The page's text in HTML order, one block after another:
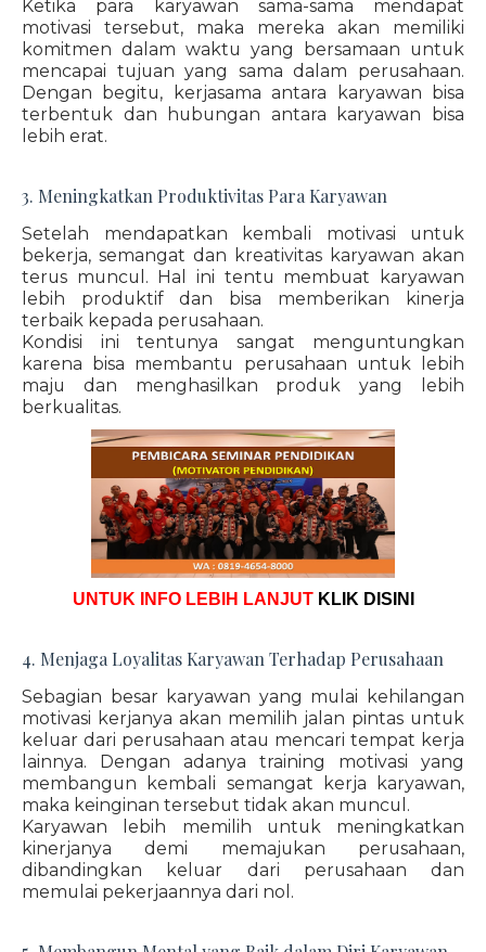
Ketika para karyawan sama-sama mendapat
motivasi tersebut, maka mereka akan memiliki
komitmen dalam waktu yang bersamaan untuk
mencapai tujuan yang sama dalam perusahaan.
Dengan begitu, kerjasama antara karyawan bisa
terbentuk dan hubungan antara karyawan bisa
lebih erat.
3. Meningkatkan Produktivitas Para Karyawan
Setelah mendapatkan kembali motivasi untuk
bekerja, semangat dan kreativitas karyawan akan
terus muncul. Hal ini tentu membuat karyawan
lebih produktif dan bisa memberikan kinerja
terbaik kepada perusahaan.
Kondisi ini tentunya sangat menguntungkan
karena bisa membantu perusahaan untuk lebih
maju dan menghasilkan produk yang lebih
berkualitas.
UNTUK INFO LEBIH LANJUT KLIK DISINI
4. Menjaga Loyalitas Karyawan Terhadap Perusahaan
Sebagian besar karyawan yang mulai kehilangan
motivasi kerjanya akan memilih jalan pintas untuk
keluar dari perusahaan atau mencari tempat kerja
lainnya. Dengan adanya training motivasi yang
membangun kembali semangat kerja karyawan,
maka keinginan tersebut tidak akan muncul.
Karyawan lebih memilih untuk meningkatkan
kinerjanya demi memajukan perusahaan,
dibandingkan keluar dari perusahaan dan
memulai pekerjaannya dari nol.